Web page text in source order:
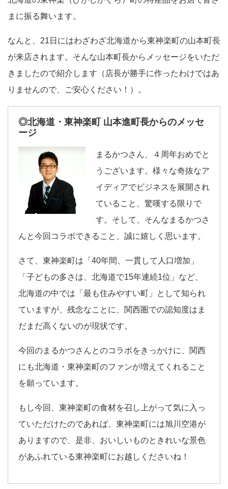
まに振る舞います。
なんと、21日にはわざわざ北海道から東神楽町の山本町長
が来店されます。そんな山本町長からメッセージをいただ
きましたので紹介します（店長が勝手に作ったわけではあ
りませんので、ご安心ください！）。
◎北海道・東神楽町 山本進町長からのメッセ
ージ
まるかつさん、４周年おめでと
うございます。様々な奇抜なア
イディアでビジネスを展開され
ていること、驚嘆する限りで
す。そして、そんなまるかつさ
んと今回コラボできること、誠に嬉しく思います。
さて、東神楽町は「40年間、一貫して人口増加」
「子どもの多さは、北海道で15年連続1位」など、
北海道の中では「最も住みやすい町」として知られ
ていますが、残念なことに、関西圏での認知度はま
だまだ高くないのが現状です。
今回のまるかつさんとのコラボをきっかけに、関西
にも北海道・東神楽町のファンが増えてくれること
を願っています。
もし今回、東神楽町の食材を召し上がって気に入っ
ていただけたのであれば、東神楽町には旭川空港が
ありますので、是非、おいしいものときれいな景色
があふれている東神楽町にお越しくださいね！